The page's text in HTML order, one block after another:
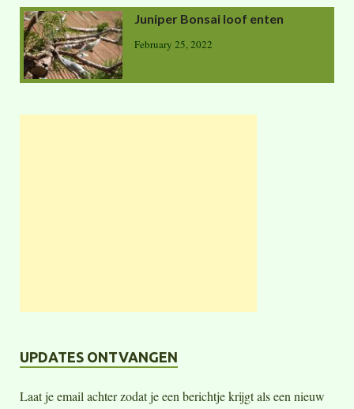
Juniper Bonsai loof enten
February 25, 2022
UPDATES ONTVANGEN
Laat je email achter zodat je een berichtje krijgt als een nieuw